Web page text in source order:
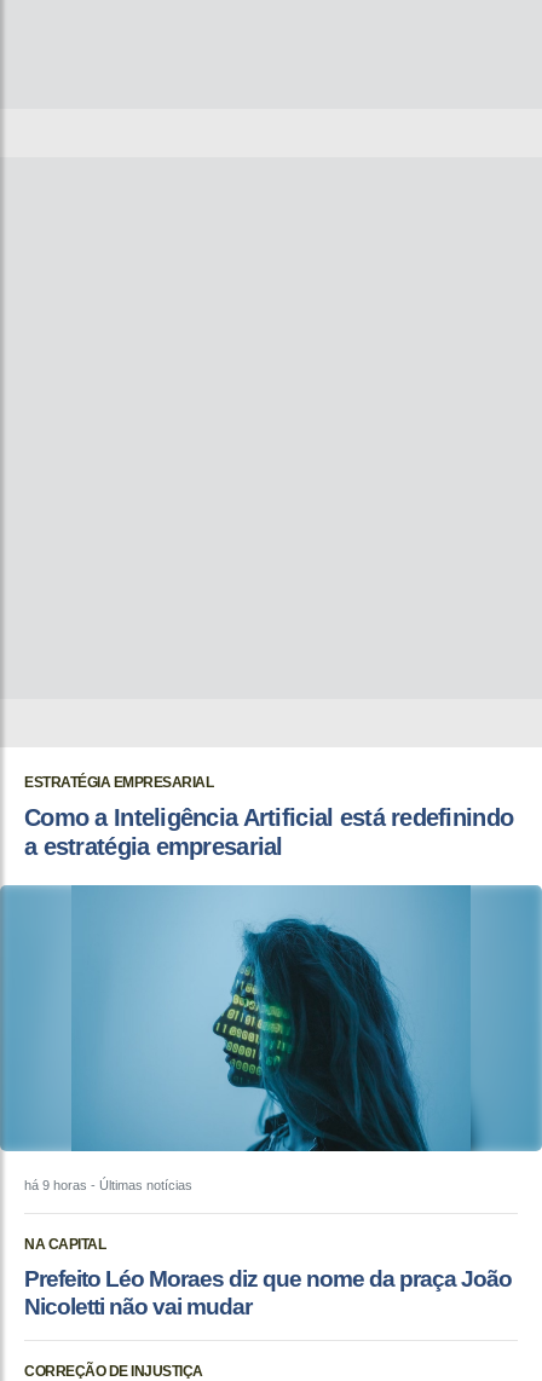
ESTRATÉGIA EMPRESARIAL
Como a Inteligência Artificial está redefinindo
a estratégia empresarial
há 9 horas - Últimas notícias
NA CAPITAL
Prefeito Léo Moraes diz que nome da praça João
Nicoletti não vai mudar
CORREÇÃO DE INJUSTIÇA